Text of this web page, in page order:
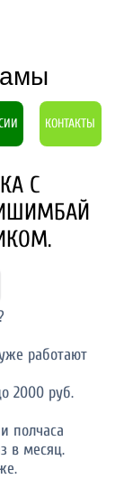
КОНТАКТЫ
С
работают
2000 руб.
полчаса
в месяц.